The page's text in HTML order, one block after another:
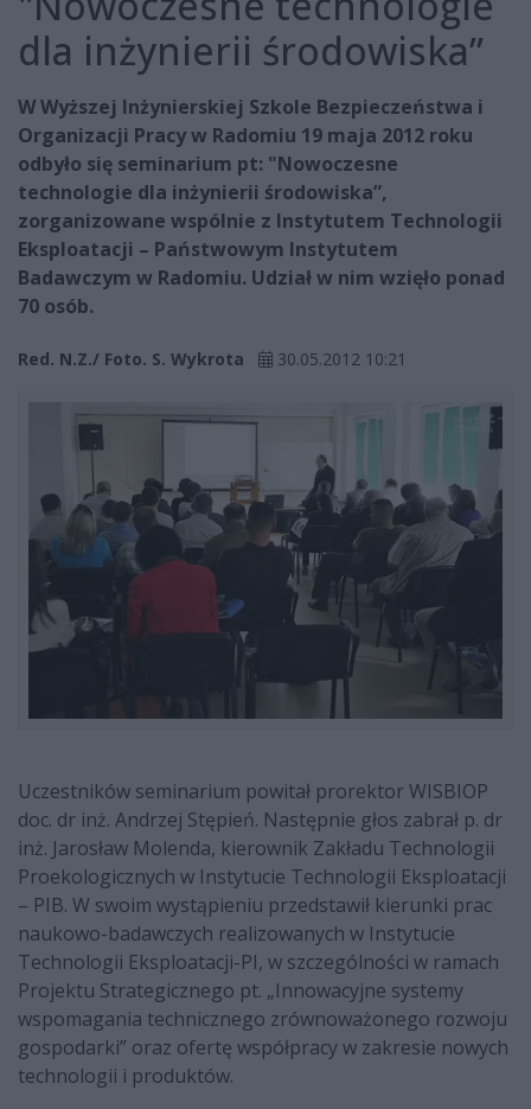
dla inżynierii środowiska”
W Wyższej Inżynierskiej Szkole Bezpieczeństwa i
Organizacji Pracy w Radomiu 19 maja 2012 roku
odbyło się seminarium pt: "Nowoczesne
technologie dla inżynierii środowiska”,
zorganizowane wspólnie z Instytutem Technologii
Eksploatacji – Państwowym Instytutem
Badawczym w Radomiu. Udział w nim wzięło ponad
70 osób.
Red. N.Z./ Foto. S. Wykrota 30.05.2012 10:21
Uczestników seminarium powitał prorektor WISBIOP
doc. dr inż. Andrzej Stępień. Następnie głos zabrał p. dr
inż. Jarosław Molenda, kierownik Zakładu Technologii
Proekologicznych w Instytucie Technologii Eksploatacji
– PIB. W swoim wystąpieniu przedstawił kierunki prac
naukowo-badawczych realizowanych w Instytucie
Technologii Eksploatacji-PI, w szczególności w ramach
Projektu Strategicznego pt. „Innowacyjne systemy
wspomagania technicznego zrównoważonego rozwoju
gospodarki” oraz ofertę współpracy w zakresie nowych
technologii i produktów.